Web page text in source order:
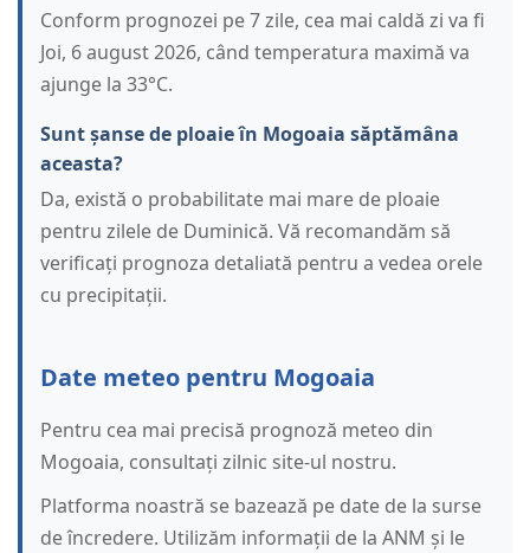
Conform prognozei pe 7 zile, cea mai caldă zi va fi
Joi, 6 august 2026, când temperatura maximă va
ajunge la 33°C.
Sunt șanse de ploaie în Mogoaia săptămâna
aceasta?
Da, există o probabilitate mai mare de ploaie
pentru zilele de Duminică. Vă recomandăm să
verificați prognoza detaliată pentru a vedea orele
cu precipitații.
Date meteo pentru Mogoaia
Pentru cea mai precisă prognoză meteo din
Mogoaia, consultați zilnic site-ul nostru.
Platforma noastră se bazează pe date de la surse
de încredere. Utilizăm informații de la ANM și le